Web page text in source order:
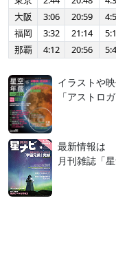
大阪
3:06 20:59
福岡
3:32 21:14
那覇
4:12 20:56
イラストや
「アストロ
最新情報は
月刊雑誌「